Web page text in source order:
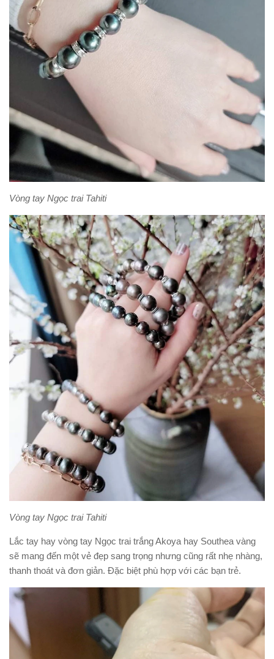
Vòng tay Ngọc trai Tahiti
Vòng tay Ngọc trai Tahiti
Lắc tay hay vòng tay Ngọc trai trắng Akoya hay Southea vàng
sẽ mang đến một vẻ đẹp sang trọng nhưng cũng rất nhẹ nhàng,
thanh thoát và đơn giản. Đặc biệt phù hợp với các bạn trẻ.